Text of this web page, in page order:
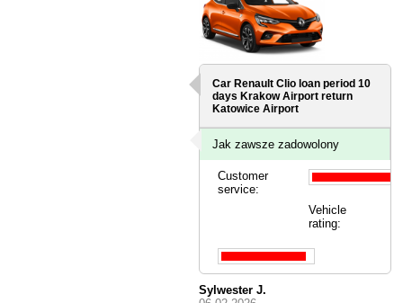
Car Renault Clio loan period 10
days Krakow Airport return
Katowice Airport
Jak zawsze zadowolony
Customer
service:
Vehicle
rating:
Sylwester J.